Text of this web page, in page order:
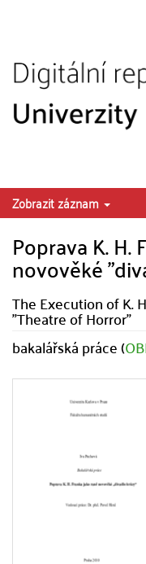
Zobrazit záznam
Poprava K. H.
novověké
The Execution of K.
"Theatre of Horror"
bakalářská práce (